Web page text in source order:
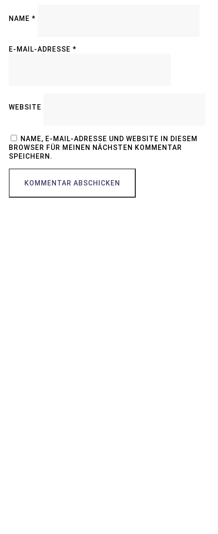
NAME *
E-MAIL-ADRESSE *
WEBSITE
NAME, E-MAIL-ADRESSE UND WEBSITE IN DIESEM
BROWSER FÜR MEINEN NÄCHSTEN KOMMENTAR
SPEICHERN.